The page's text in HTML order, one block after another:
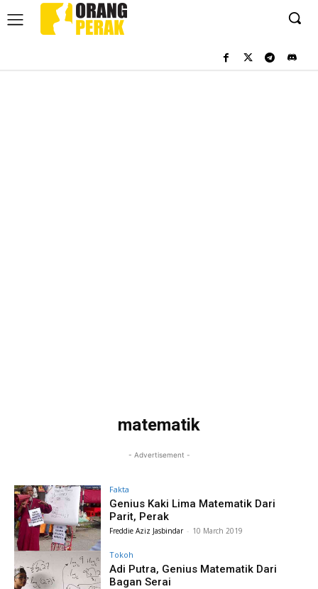
matematik
- Advertisement -
Fakta
Genius Kaki Lima Matematik Dari
Parit, Perak
Freddie Aziz Jasbindar - 10 March 2019
Tokoh
Adi Putra, Genius Matematik Dari
Bagan Serai